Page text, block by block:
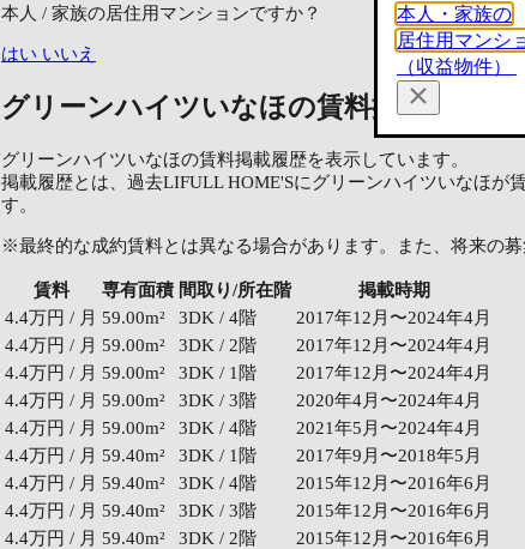
本人 / 家族の居住用マンションですか？
はい いいえ
グリーンハイツいなほの賃料掲載履歴（
グリーンハイツいなほの賃料掲載履歴を表示しています。
掲載履歴とは、過去LIFULL HOME'Sにグリーンハイツいなほ
す。
※最終的な成約賃料とは異なる場合があります。また、将来の
賃料 専有面積 間取り/所在階
掲載時期
4.4万円 / 月 59.00m² 3DK / 4階
2017年12月〜2024年4月
4.4万円 / 月 59.00m² 3DK / 2階
2017年12月〜2024年4月
4.4万円 / 月 59.00m² 3DK / 1階
2017年12月〜2024年4月
4.4万円 / 月 59.00m² 3DK / 3階
2020年4月〜2024年4月
4.4万円 / 月 59.00m² 3DK / 4階
2021年5月〜2024年4月
4.4万円 / 月 59.40m² 3DK / 1階
2017年9月〜2018年5月
4.4万円 / 月 59.40m² 3DK / 4階
2015年12月〜2016年6月
4.4万円 / 月 59.40m² 3DK / 3階
2015年12月〜2016年6月
4.4万円 / 月 59.40m² 3DK / 2階
2015年12月〜2016年6月
本人・家族の
居住用マンシ
（収益物件）